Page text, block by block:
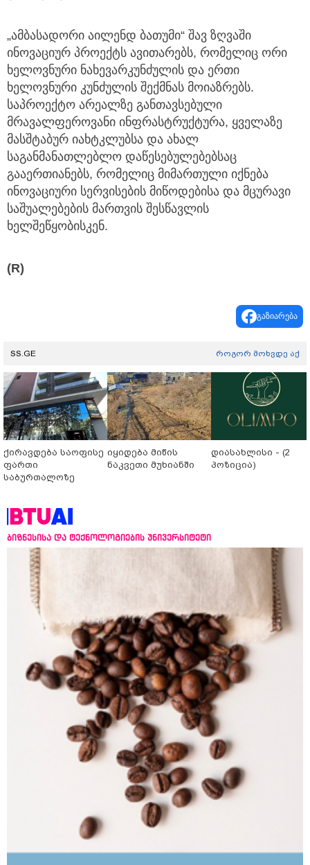
„ამბასადორი აილენდ ბათუმი“ შავ ზღვაში
ინოვაციურ პროექტს ავითარებს, რომელიც ორი
ხელოვნური ნახევარკუნძულის და ერთი
ხელოვნური კუნძულის შექმნას მოიაზრებს.
საპროექტო არეალზე განთავსებული
მრავალფეროვანი ინფრასტრუქტურა, ყველაზე
მასშტაბურ იახტკლუბსა და ახალ
საგანმანათლებლო დაწესებულებებსაც
გააერთიანებს, რომელიც მიმართული იქნება
ინოვაციური სერვისების მიწოდებისა და მცურავი
საშუალებების მართვის შესწავლის
ხელშეწყობისკენ.
(R)
გაზიარება
SS.GE როგორ მოხვდე აქ
ქირავდება საოფისე
ფართი
საბურთალოზე
იყიდება მიწის
ნაკვეთი მუხიანში
დიასახლისი - (2
პოზიცია)
ბიზნესისა და ტექნოლოგიების უნივერსიტეტი